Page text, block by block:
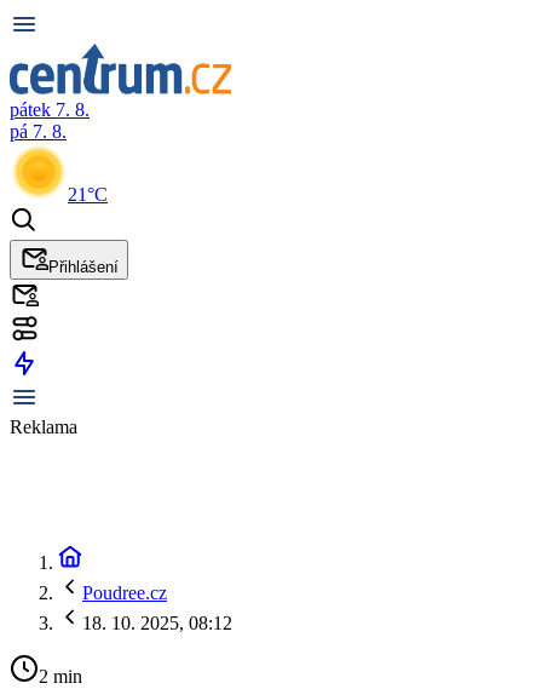
pátek 7. 8.
pá 7. 8.
21°C
Přihlášení
Reklama
Poudree.cz
18. 10. 2025, 08:12
2 min